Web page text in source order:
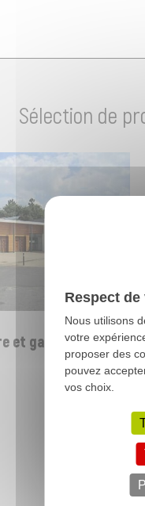
Sélection de
et garderie -
Respect
Nous utilisons
votre
proposer des
pouvez
vos choix.